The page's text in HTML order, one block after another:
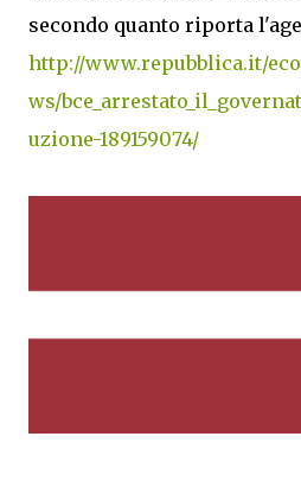
secondo quanto riporta
http://www.repubblica.it/
ws/
uzione-189159074/